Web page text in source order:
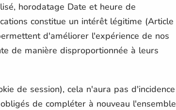
horodatage Date et heure de
constitue un intérêt légitime (Article
d'améliorer l'expérience de nos
de manière disproportionnée à leurs
de session), cela n'aura pas d'incidence
de compléter à nouveau l'ensemble